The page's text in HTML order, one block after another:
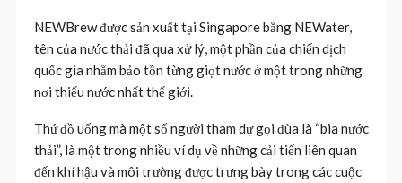
NEWBrew được sản xuất tại Singapore bằng NEWater,
tên của nước thải đã qua xử lý, một phần của chiến dịch
quốc gia nhằm bảo tồn từng giọt nước ở một trong những
nơi thiếu nước nhất thế giới.
Thứ đồ uống mà một số người tham dự gọi đùa là “bia nước
thải”, là một trong nhiều ví dụ về những cải tiến liên quan
đến khí hậu và môi trường được trưng bày trong các cuộc